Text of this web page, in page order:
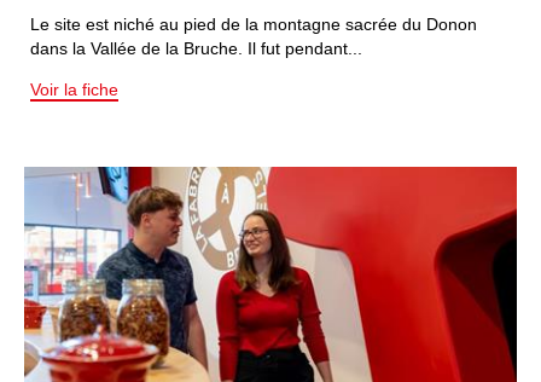
Le site est niché au pied de la montagne sacrée du Donon
dans la Vallée de la Bruche. Il fut pendant...
Voir la fiche